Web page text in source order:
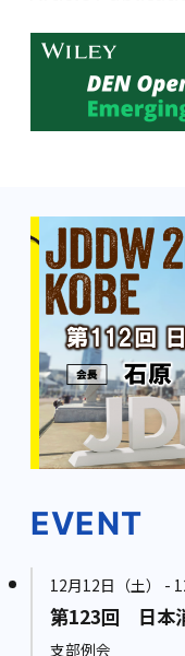
EVENT
12月12日（土） -
第123回 日本
支部例会